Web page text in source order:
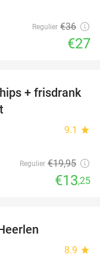
Regulier €36
€27
34%
+ frisdrank
9.1 star
Regulier €19,95
€13,25
8.9 star